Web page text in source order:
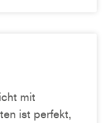
mit
ist perfekt,